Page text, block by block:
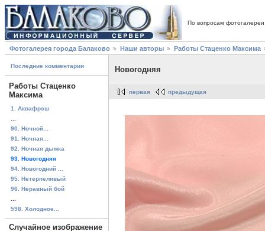
По вопросам
Фотогалерея города Балаково Наши авторы Работы Стаценко Максима
Последние комментарии
Работы Стаценко
Максима
1. Аквафрэш
90. Ночной...
91. Ночная...
92. Ночная дымка
93. Новогодняя
94. Новогодний ...
95. Нетерпеливый
96. Неравный бой
598. Холодное...
Случайное изображение
Новогодняя
первая предыдущая